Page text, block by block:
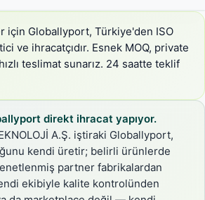
için Globallyport, Türkiye'den ISO
ve ihracatçıdır. Esnek MOQ, private
teslimat sunarız. 24 saatte teklif
direkt ihracat yapıyor.
A.Ş. iştiraki Globallyport,
kendi üretir; belirli ürünlerde
partner fabrikalardan
ekibiyle kalite kontrolünden